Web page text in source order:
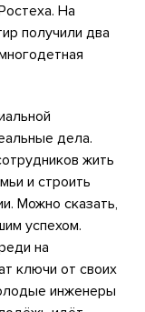
На
получили два
дела.
жить
и строить
Можно сказать,
успехом.
на
ключи от своих
инженеры